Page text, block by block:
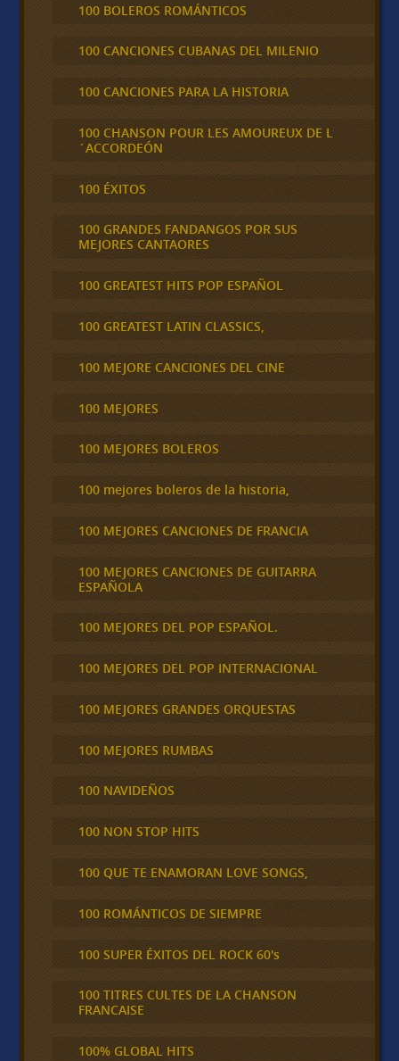
100 BOLEROS ROMÁNTICOS
100 CANCIONES CUBANAS DEL MILENIO
100 CANCIONES PARA LA HISTORIA
100 CHANSON POUR LES AMOUREUX DE L
´ACCORDEÓN
100 ÉXITOS
100 GRANDES FANDANGOS POR SUS
MEJORES CANTAORES
100 GREATEST HITS POP ESPAÑOL
100 GREATEST LATIN CLASSICS,
100 MEJORE CANCIONES DEL CINE
100 MEJORES
100 MEJORES BOLEROS
100 mejores boleros de la historia,
100 MEJORES CANCIONES DE FRANCIA
100 MEJORES CANCIONES DE GUITARRA
ESPAÑOLA
100 MEJORES DEL POP ESPAÑOL.
100 MEJORES DEL POP INTERNACIONAL
100 MEJORES GRANDES ORQUESTAS
100 MEJORES RUMBAS
100 NAVIDEÑOS
100 NON STOP HITS
100 QUE TE ENAMORAN LOVE SONGS,
100 ROMÁNTICOS DE SIEMPRE
100 SUPER ÉXITOS DEL ROCK 60's
100 TITRES CULTES DE LA CHANSON
FRANCAISE
100% GLOBAL HITS